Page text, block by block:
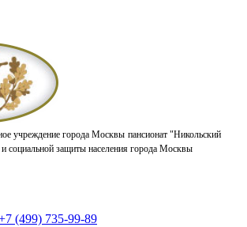
учреждение города Москвы пансионат "Никольский
и социальной защиты населения города Москвы
(499) 735-99-89